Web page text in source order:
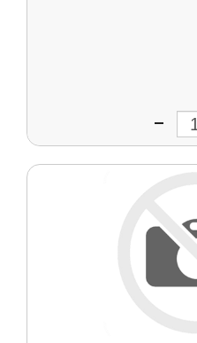
Wprowadź